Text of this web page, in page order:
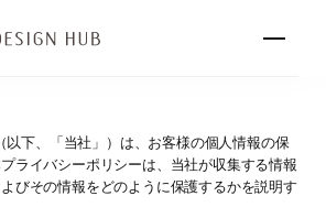
以下、「当社」）は、お客様の個人情報の保
ライバシーポリシーは、当社が収集する情報
びその情報をどのように保護するかを説明す